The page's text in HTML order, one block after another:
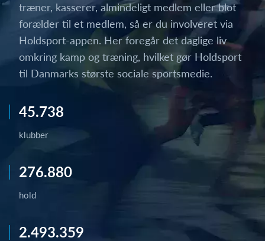
træner, kasserer, almindeligt medlem eller blot
forælder til et medlem, så er du involveret via
Holdsport-appen. Her foregår det daglige liv
omkring kamp og træning, hvilket gør Holdsport
til Danmarks største sociale sportsmedie.
45.738
klubber
276.880
hold
2.493.359